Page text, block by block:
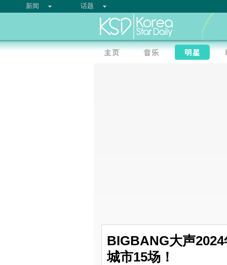
新闻 话题
BIGBANG大声
城市15场！